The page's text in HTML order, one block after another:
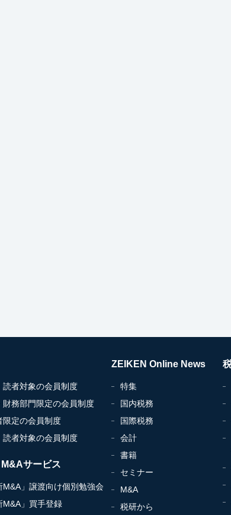
読者対象の会員制度
財務部門限定の会員制度
限定の会員制度
読者対象の会員制度
サービス
M&A」譲渡向け個別勉強会
M&A」買手登録
ZEIKEN Online News
特集
国内税務
国際税務
会計
書籍
セミナー
M&A
税研から